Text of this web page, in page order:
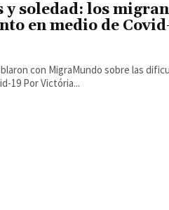
soledad: los
en medio de
con MigraMundo sobre las
del confinamiento establecido para contener el Covid-19 Por Victória...